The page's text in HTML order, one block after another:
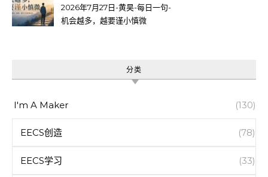
2026年7月27日-黄昊-每日一句-
机会越多，越要谨小慎微
分类
I'm A Maker (130)
EECS创造 (78)
EECS学习 (33)